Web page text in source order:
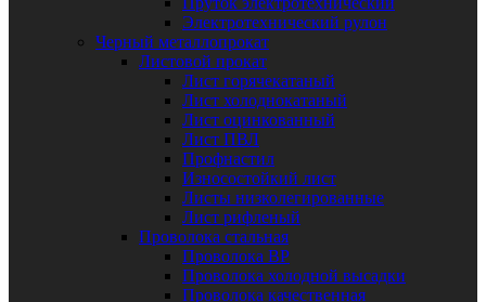
Электротехнический рулон
Черный металлопрокат
Листовой прокат
Лист горячекатаный
Лист холоднокатаный
Лист оцинкованный
Лист ПВЛ
Профнастил
Износостойкий лист
Листы низколегированные
Лист рифленый
Проволока стальная
Проволока ВР
Проволока холодной высадки
Проволока качественная